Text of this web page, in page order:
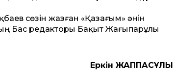
сөзін жазған «Қазағым» әнін
Бас редакторы Бақыт Жағыпарұлы
Еркін ЖАППАСҰЛЫ